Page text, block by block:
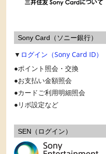
Sony Card（ソニー銀行）
▼ ログイン（Sony Card ID）
ポイント照会・交換
お支払い金額照会
カードご利用明細照会
リボ設定など
SEN（ログイン）